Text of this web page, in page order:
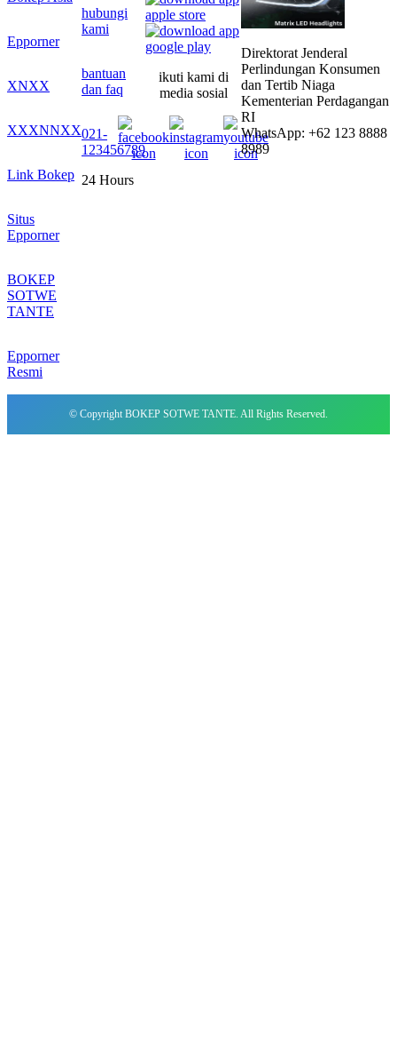
Epporner
XNXX
XXXNNXX
Link Bokep
Situs
Epporner
BOKEP
SOTWE
TANTE
Epporner
Resmi
hubungi
kami
bantuan
dan faq
021-
123456789
24 Hours
ikuti kami di
media sosial
Direktorat Jenderal
Perlindungan Konsumen
dan Tertib Niaga
Kementerian Perdagangan
RI
WhatsApp: +62 123 8888
8989
© Copyright BOKEP SOTWE TANTE. All Rights Reserved.